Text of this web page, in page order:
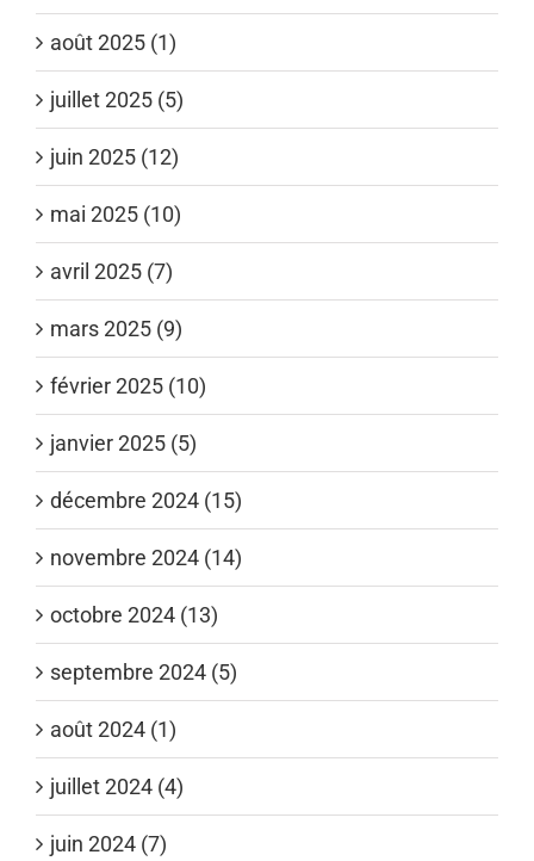
août 2025 (1)
juillet 2025 (5)
juin 2025 (12)
mai 2025 (10)
avril 2025 (7)
mars 2025 (9)
février 2025 (10)
janvier 2025 (5)
décembre 2024 (15)
novembre 2024 (14)
octobre 2024 (13)
septembre 2024 (5)
août 2024 (1)
juillet 2024 (4)
juin 2024 (7)